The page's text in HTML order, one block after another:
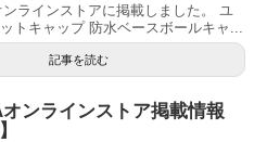
ラインストアに掲載しました。 ユ
トキャップ 防水ベースボールキャ...
記事を読む
ンラインストア掲載情報